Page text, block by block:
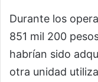
Durante los
851 mil 200
habrían sido
otra unidad